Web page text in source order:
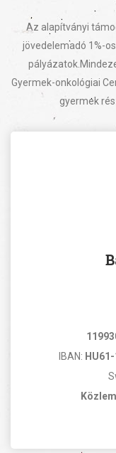
Az alapítványi
jövedelemadó 1%-
pályázatok.
Gyermek-onkológiai
gyermek
IBAN: